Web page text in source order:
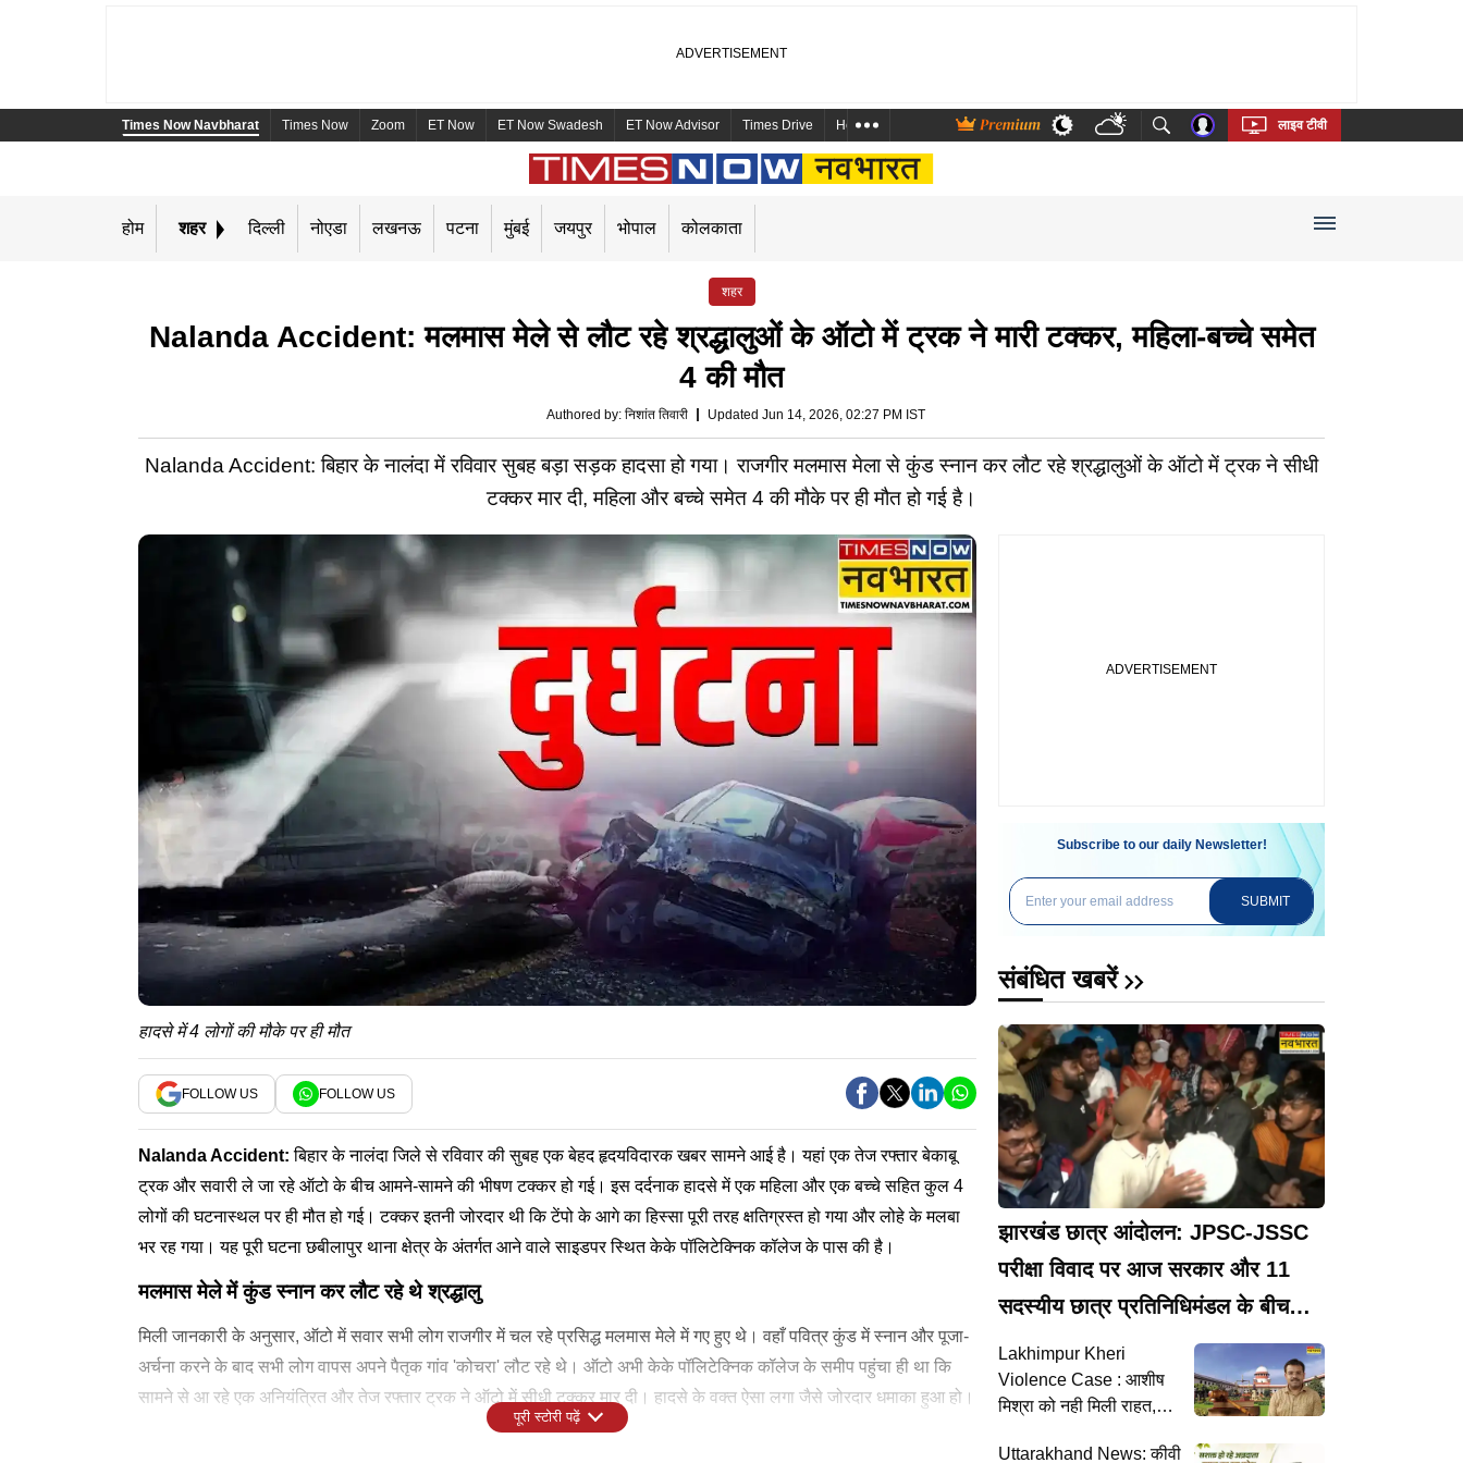
Times Now Navbharat Times Now Zoom ET Now ET Now Swadesh ET Now Advisor Times Drive Health and Me Marathi Bengali Telugu Tamil Kannada Malayalam
लाइव टीवी
होम शहर दिल्ली नोएडा लखनऊ पटना मुंबई जयपुर भोपाल कोलकाता
शहर
Nalanda Accident: मलमास मेले से लौट रहे श्रद्धालुओं के ऑटो में ट्रक ने मारी टक्कर, महिला-बच्चे समेत
4 की मौत
Authored by: निशांत तिवारी Updated Jun 14, 2026, 02:27 PM IST
Nalanda Accident: बिहार के नालंदा में रविवार सुबह बड़ा सड़क हादसा हो गया। राजगीर मलमास मेला से कुंड स्नान कर लौट रहे श्रद्धालुओं के ऑटो में ट्रक ने सीधी
टक्कर मार दी, महिला और बच्चे समेत 4 की मौके पर ही मौत हो गई है।
हादसे में 4 लोगों की मौके पर ही मौत
FOLLOW US FOLLOW US
Nalanda Accident:बिहार के नालंदा जिले से रविवार की सुबह एक बेहद हृदयविदारक खबर सामने आई है। यहां एक तेज रफ्तार बेकाबू
ट्रक और सवारी ले जा रहे ऑटो के बीच आमने-सामने की भीषण टक्कर हो गई। इस दर्दनाक हादसे में एक महिला और एक बच्चे सहित कुल 4
लोगों की घटनास्थल पर ही मौत हो गई। टक्कर इतनी जोरदार थी कि टेंपो के आगे का हिस्सा पूरी तरह क्षतिग्रस्त हो गया और लोहे के मलबा
भर रह गया। यह पूरी घटना छबीलापुर थाना क्षेत्र के अंतर्गत आने वाले साइडपर स्थित केके पॉलिटेक्निक कॉलेज के पास की है।
मलमास मेले में कुंड स्नान कर लौट रहे थे श्रद्धालु
मिली जानकारी के अनुसार, ऑटो में सवार सभी लोग राजगीर में चल रहे प्रसिद्ध मलमास मेले में गए हुए थे। वहाँ पवित्र कुंड में स्नान और पूजा-
अर्चना करने के बाद सभी लोग वापस अपने पैतृक गांव 'कोचरा' लौट रहे थे। ऑटो अभी केके पॉलिटेक्निक कॉलेज के समीप पहुंचा ही था कि
सामने से आ रहे एक अनियंत्रित और तेज रफ्तार ट्रक ने ऑटो में सीधी टक्कर मार दी। हादसे के वक्त ऐसा लगा जैसे जोरदार धमाका हुआ हो।
पूरी स्टोरी पढ़ें
Subscribe to our daily Newsletter!
SUBMIT
संबंधित खबरें
झारखंड छात्र आंदोलन: JPSC-JSSC
परीक्षा विवाद पर आज सरकार और 11
सदस्यीय छात्र प्रतिनिधिमंडल के बीच
निर्णायक वार्ता
Lakhimpur Kheri
Violence Case : आशीष
मिश्रा को नही मिली राहत,
शर्तों में ढील देने से किया
Uttarakhand News: कीवी